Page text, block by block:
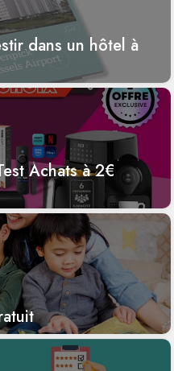
dans un hôtel à
Achats à 2€